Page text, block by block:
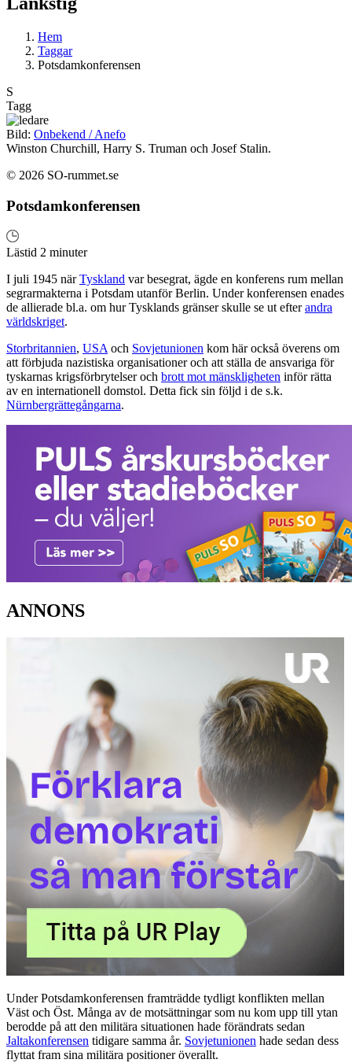
Hem
Taggar
Potsdamkonferensen
S
Tagg
Bild: Onbekend / Anefo
Winston Churchill, Harry S. Truman och Josef Stalin.
© 2026 SO-rummet.se
Potsdamkonferensen
Lästid 2 minuter
I juli 1945 närTyskland var besegrat, ägde en konferens rum mellan
segrarmakterna i Potsdam utanför Berlin. Under konferensen enades
de allierade bl.a. om hur Tysklands gränser skulle se ut efterandra
världskriget.
Storbritannien, USA och Sovjetunionen kom här också överens om
att förbjuda nazistiska organisationer och att ställa de ansvariga för
tyskarnas krigsförbrytelser och brott mot mänskligheten inför rätta
av en internationell domstol. Detta fick sin följd i de s.k.
Nürnbergrättegångarna.
ANNONS
Under Potsdamkonferensen framträdde tydligt konflikten mellan
Väst och Öst. Många av de motsättningar som nu kom upp till ytan
berodde på att den militära situationen hade förändrats sedan
Jaltakonferensen tidigare samma år. Sovjetunionen hade sedan dess
flyttat fram sina militära positioner överallt.